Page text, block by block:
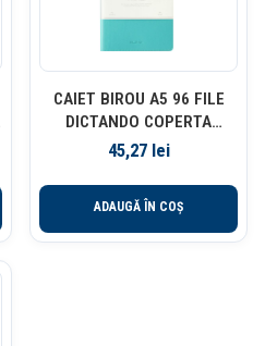
CAIET BIROU A5 96 FILE
DICTANDO COPERTA
IMITATIE PIELE BLEU DELI
45,27 lei
ADAUGĂ ÎN COȘ